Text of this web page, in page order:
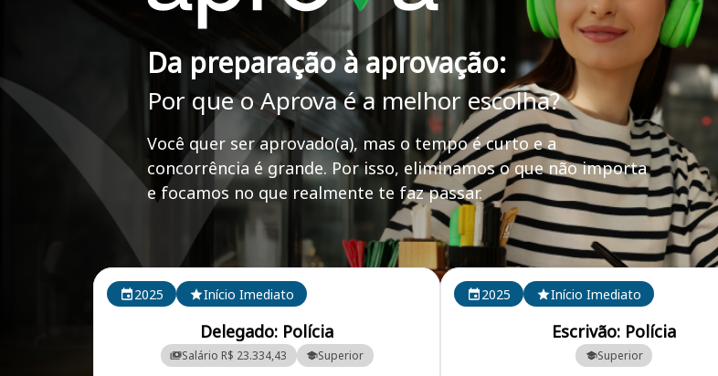
Da preparação à aprovação:
Por que o Aprova é a melhor escolha?
Você quer ser aprovado(a), mas o tempo é curto e a
concorrência é grande. Por isso, eliminamos o que não importa
e focamos no que realmente te faz passar.
Cursos em destaque para passar no concurso PC RS
2025
Início Imediato
Delegado: Polícia
Salário R$ 23.334,43 Superior
2025 Início Imediato
Escrivão: Polícia
Superior